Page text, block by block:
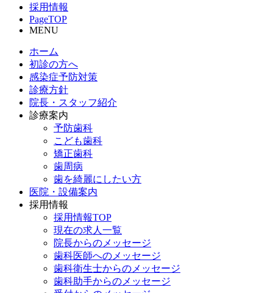
採用情報
PageTOP
MENU
ホーム
初診の方へ
感染症予防対策
診療方針
院長・スタッフ紹介
診療案内
予防歯科
こども歯科
矯正歯科
歯周病
歯を綺麗にしたい方
医院・設備案内
採用情報
採用情報TOP
現在の求人一覧
院長からのメッセージ
歯科医師へのメッセージ
歯科衛生士からのメッセージ
歯科助手からのメッセージ